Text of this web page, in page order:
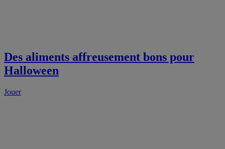
Des aliments affreusement bons pour
Halloween
Jouer